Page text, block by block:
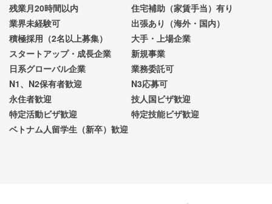
残業月20時間以内
住宅補助（家賃手当）有り
業界未経験可
出張あり（海外・国内）
積極採用（2名以上募集）
大手・上場企業
スタートアップ・成長企業
新規事業
日系グローバル企業
業務委託可
N1、N2保有者歓迎
N3応募可
永住者歓迎
技人国ビザ歓迎
特定活動ビザ歓迎
特定技能ビザ歓迎
ベトナム人留学生（新卒）歓迎